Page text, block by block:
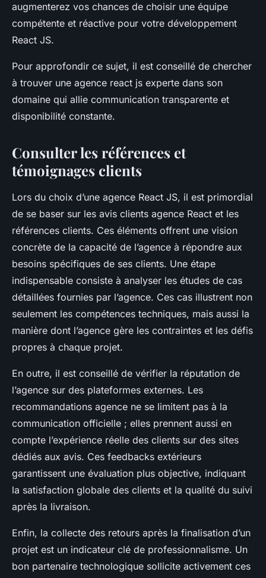
augmenterez vos chances de choisir une équipe
compétente et réactive pour votre développement
React JS.
Pour approfondir ce sujet, il est conseillé de chercher
à trouver une agence react js experte dans son
domaine qui allie communication transparente et
disponibilité constante.
Consulter les références et
témoignages clients
Lors du choix d’une agence React JS, il est primordial
de se baser sur les avis clients agence React et les
références clients. Ces éléments offrent une vision
concrète de la capacité de l’agence à répondre aux
besoins spécifiques de ses clients. Une étape
indispensable consiste à analyser les études de cas
détaillées fournies par l’agence. Ces cas illustrent non
seulement les compétences techniques, mais aussi la
manière dont l’agence gère les contraintes et les défis
propres à chaque projet.
En outre, il est conseillé de vérifier la réputation de
l’agence sur des plateformes externes. Les
recommandations agence ne se limitent pas à la
communication officielle ; elles prennent aussi en
compte l’expérience réelle des clients sur des sites
dédiés aux avis. Ces feedbacks extérieurs
garantissent une évaluation plus objective, indiquant
la satisfaction globale des clients et la qualité du suivi
après la livraison.
Enfin, la collecte des retours après la finalisation d’un
projet est un indicateur clé de professionnalisme. Un
bon partenaire technologique sollicite activement ces